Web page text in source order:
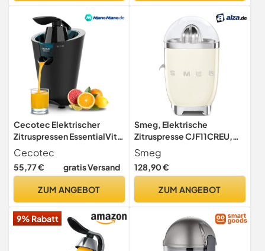
BPA-frei | 800 ml
Cecotec Elektrischer
Zitruspressen EssentialVita
PowerFresh 1000 Black,
Leistung 1000 W,
Edelstahlfilter, 6
kontinuierliche Extraktion,
spülmaschinenfeste Teile
Cecotec
55,77 € gratis Versand
ZUM ANGEBOT
Smeg, Elektrische
Zitruspresse CJF11CREU,
tropfsicherer Auslauf und
Universalkegel,
rutschfeste Stellfüße,
aus Edelstahl, 70 W, Creme
Smeg
128,90 €
ZUM ANGEBOT
9% Rabatt